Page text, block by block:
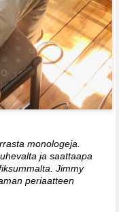
monologeja.
ja saattaapa
Jimmy
periaatteen